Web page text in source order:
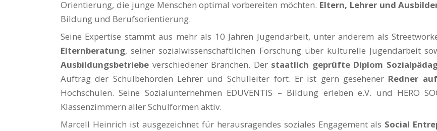
Orientierung, die junge Menschen optimal vorbereiten möchten. Eltern, Lehrer und
Bildung und Berufsorientierung.
Seine Expertise stammt aus mehr als 10 Jahren Jugendarbeit, unter anderem als
Elternberatung, seiner sozialwissenschaftlichen Forschung über kulturelle Jugendarbeit
Ausbildungsbetriebe verschiedener Branchen. Der staatlich geprüfte Diplom
Auftrag der Schulbehörden Lehrer und Schulleiter fort. Er ist gern gesehenerRedner
Hochschulen. Seine Sozialunternehmen EDUVENTIS – Bildung erleben e.V. und HERO
Klassenzimmern aller Schulformen aktiv.
Marcell Heinrich ist ausgezeichnet für herausragendes soziales Engagement als Social